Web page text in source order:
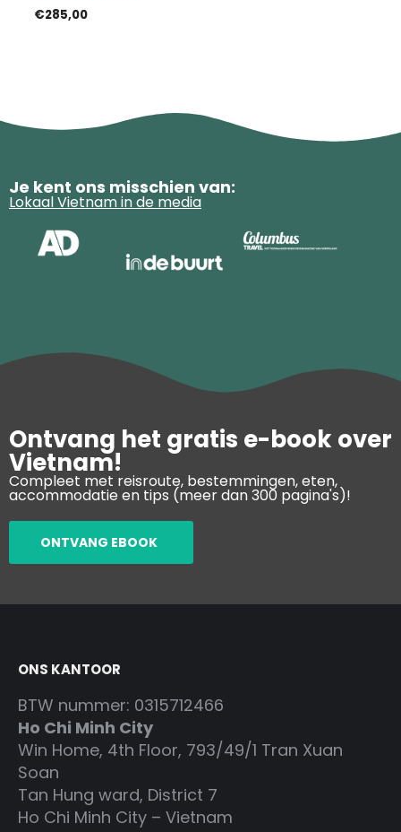
€285,00
Je kent ons misschien van:
Lokaal Vietnam in de media
Ontvang het gratis e-book over
Vietnam!
Compleet met reisroute, bestemmingen, eten,
accommodatie en tips (meer dan 300 pagina's)!
ONTVANG EBOOK
ONS KANTOOR
BTW nummer: 0315712466
Ho Chi Minh City
Win Home, 4th Floor, 793/49/1 Tran Xuan
Soan
Tan Hung ward, District 7
Ho Chi Minh City – Vietnam